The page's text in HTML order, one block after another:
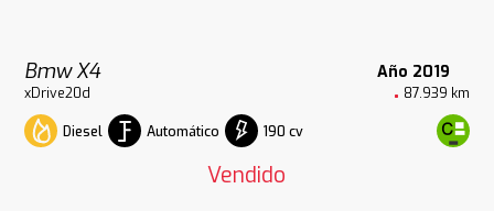
Bmw X4 Año 2019
xDrive20d 87.939 km
Diesel Automático 190 cv
Vendido